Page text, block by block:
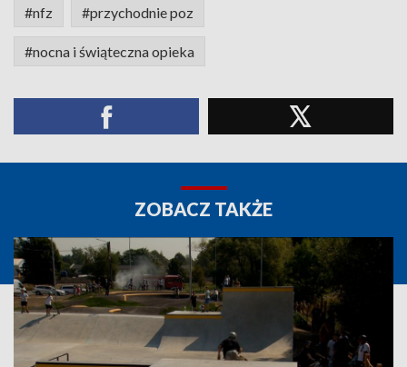
#nfz #przychodnie poz
#nocna i świąteczna opieka
ZOBACZ TAKŻE